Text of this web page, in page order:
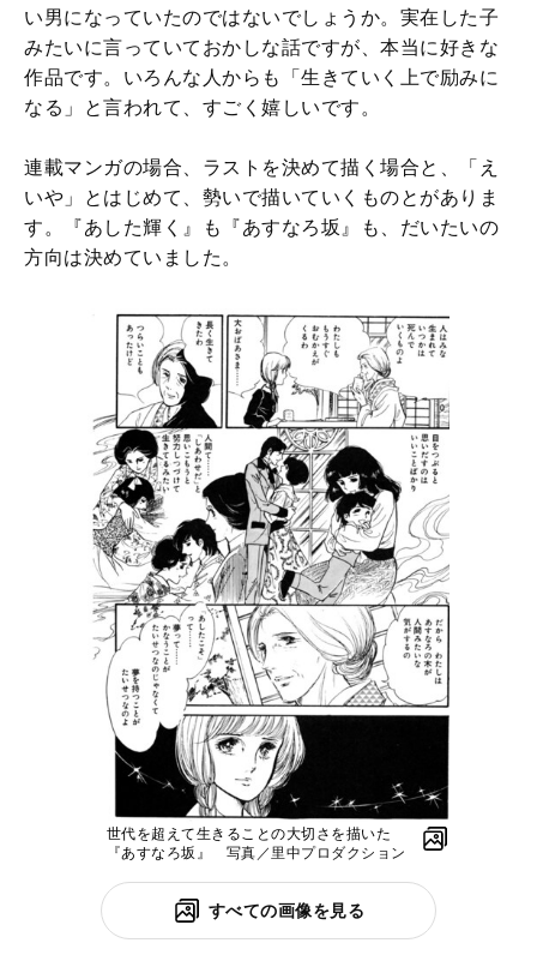
い男になっていたのではないでしょうか。実在した子
みたいに言っていておかしな話ですが、本当に好きな
作品です。いろんな人からも「生きていく上で励みに
なる」と言われて、すごく嬉しいです。
連載マンガの場合、ラストを決めて描く場合と、「え
いや」とはじめて、勢いで描いていくものとがありま
す。『あした輝く』も『あすなろ坂』も、だいたいの
方向は決めていました。
世代を超えて生きることの大切さを描いた
『あすなろ坂』 写真／里中プロダクション
すべての画像を見る